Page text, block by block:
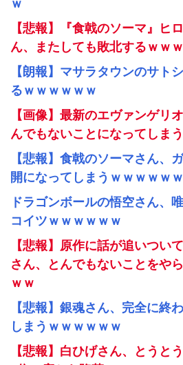
ｗ
【悲報】『食戟のソーマ』ヒ
ん、またしても敗北するｗｗ
【朗報】マサラタウンのサト
るｗｗｗｗｗｗ
【画像】最新のエヴァンゲリ
んでもないことになってしま
【悲報】食戟のソーマさん、
開になってしまうｗｗｗｗｗｗ
ドラゴンボールの悟空さん、
コイツｗｗｗｗｗｗ
【悲報】原作に話が追いつい
さん、とんでもないことをや
ｗｗ
【悲報】銀魂さん、完全に終
しまうｗｗｗｗｗｗ
【悲報】白ひげさん、とうと